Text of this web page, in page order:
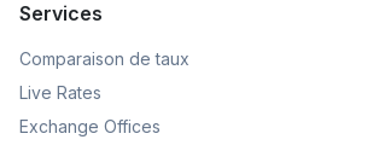
Services
Comparaison de taux
Live Rates
Exchange Offices